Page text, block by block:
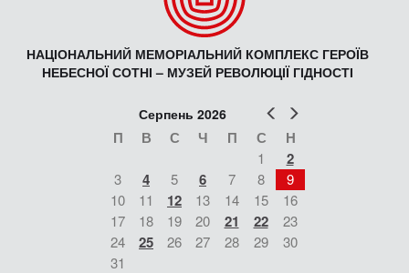
НАЦІОНАЛЬНИЙ МЕМОРІАЛЬНИЙ КОМПЛЕКС ГЕРОЇВ
НЕБЕСНОЇ СОТНІ – МУЗЕЙ РЕВОЛЮЦІЇ ГІДНОСТІ
Попер
Серпень 2026
П В С Ч П С Н
1 2
3 4 5 6 7 8
9
10
11 12 13 14 15
16
17
18 19 20 21 22
23
24
25 26 27 28 29
30
31